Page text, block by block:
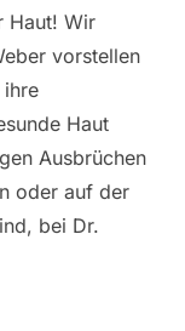
Haut! Wir
vorstellen
Haut
Ausbrüchen
oder auf der
bei Dr.